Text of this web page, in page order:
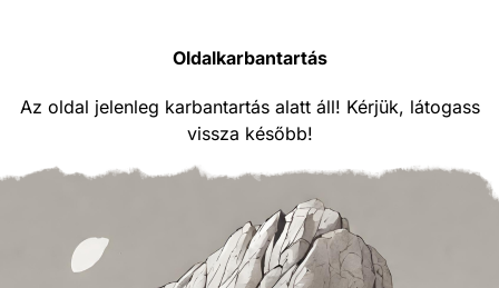
Oldalkarbantartás
Az oldal jelenleg karbantartás alatt áll! Kérjük, látogass
vissza később!